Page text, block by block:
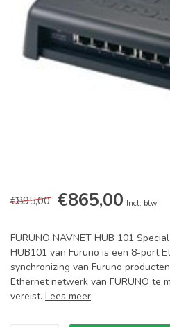
€895,00 €865,00 Incl. btw
FURUNO NAVNET HUB 101
HUB101 van Furuno is een 8-port
synchronizing van Furuno
Ethernet netwerk van FURUNO te
vereist. Lees meer.